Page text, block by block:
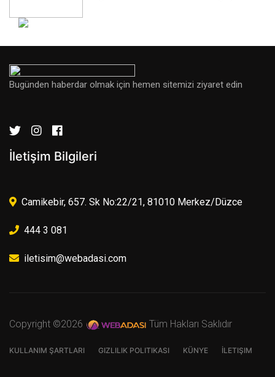
Bugünden haberdar olmak için hemen sitemizi ziyaret edin
İletişim Bilgileri
Camikebir, 657. Sk No:22/21, 81010 Merkez/Düzce
444 3 081
iletisim@webadasi.com
Copyright ©2026 Tüm Hakları Saklıdır
KULLANIM ŞARTLARI GIZLILIK POLITIKASI KÜNYE İLETIŞIM